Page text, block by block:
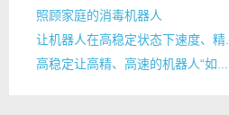
照顾家庭的消毒机器人
让机器人在高稳定状态下速度、精...
高稳定让高精、高速的机器人“如...